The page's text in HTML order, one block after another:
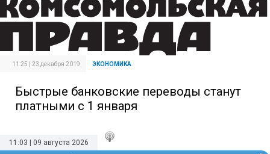
11:25 | 23 декабря 2019 ЭКОНОМИКА
Быстрые банковские переводы станут
платными с 1 января
11:03 | 09 августа 2026